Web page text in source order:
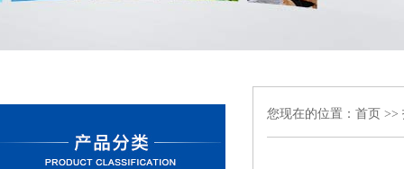
您现在的位置： 首页 >>